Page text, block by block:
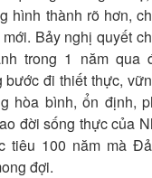
hình thành rõ hơn,
Bảy nghị quyết
trong 1 năm qua
đi thiết thực,
hòa bình, ổn định,
đời sống thực của
tiêu 100 năm mà
đợi.